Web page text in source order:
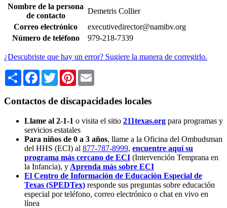
Nombre de la persona
de contacto
Demetris Collier
Correo electrónico
executivedirector@namibv.org
Número de teléfono
979-218-7339
¿Descubriste que hay un error? Sugiere la manera de corregirlo.
Share Facebook
TwitterPinterest
Contactos de discapacidades locales
Llame al 2-1-1 o visita el sitio 211texas.org para programas y
servicios estatales
Para niños de 0 a 3 años, llame a la Oficina del Ombudsman
del HHS (ECI) al 877-787-8999, encuentre aquí su
programa más cercano de ECI (Intervención Temprana en
la Infancia), y Aprenda más sobre ECI
El Centro de Información de Educación Especial de
Texas (SPEDTex) responde sus preguntas sobre educación
especial por teléfono, correo electrónico o chat en vivo en
línea